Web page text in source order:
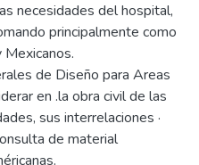
necesidades del hospital,
principalmente como
de Diseño para Areas
en .la obra civil de las
sus interrelaciones ·
de material